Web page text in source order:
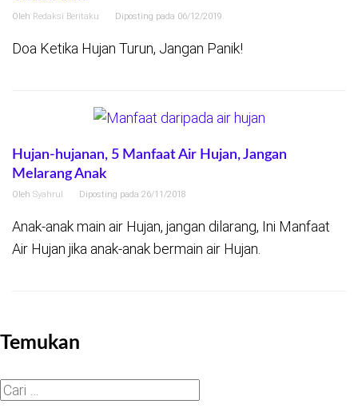
Oleh Redaksi Beritaku Diposting pada 06/12/2019
Doa Ketika Hujan Turun, Jangan Panik!
Hujan-hujanan, 5 Manfaat Air Hujan, Jangan
Melarang Anak
Oleh Syahrul Diposting pada 26/11/2018
Anak-anak main air Hujan, jangan dilarang, Ini Manfaat
Air Hujan jika anak-anak bermain air Hujan.
Temukan
Cari